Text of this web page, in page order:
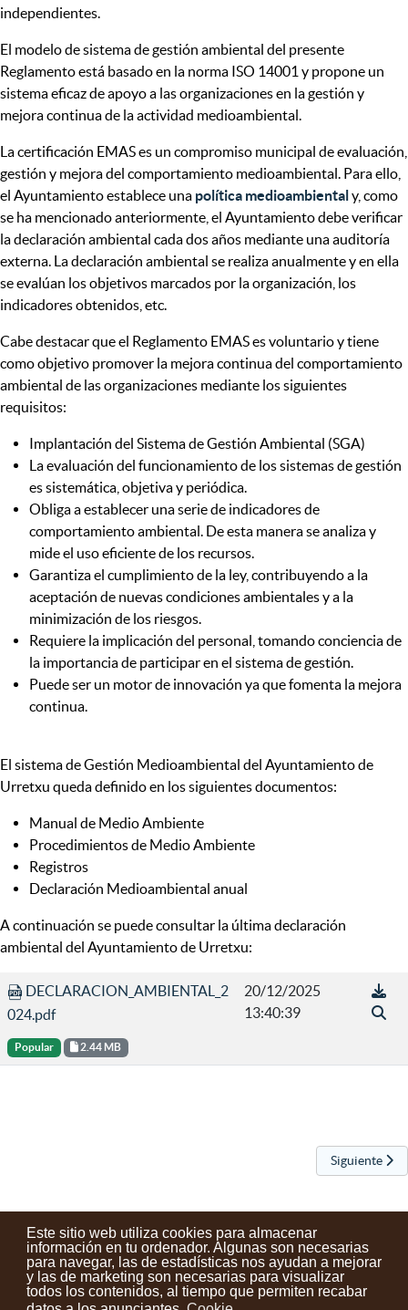
Este sitio web utiliza cookies para almacenar
información en tu ordenador. Algunas son necesarias
para navegar, las de estadísticas nos ayudan a mejorar
y las de marketing son necesarias para visualizar
todos los contenidos, al tiempo que permiten recabar
independientes.
El modelo de sistema de gestión ambiental del presente
Reglamento está basado en la norma ISO 14001 y propone un
sistema eficaz de apoyo a las organizaciones en la gestión y
mejora continua de la actividad medioambiental.
La certificación EMAS es un compromiso municipal de evaluación,
gestión y mejora del comportamiento medioambiental. Para ello,
el Ayuntamiento establece una política medioambientaly, como
se ha mencionado anteriormente, el Ayuntamiento debe verificar
la declaración ambiental cada dos años mediante una auditoría
externa. La declaración ambiental se realiza anualmente y en ella
se evalúan los objetivos marcados por la organización, los
indicadores obtenidos, etc.
Cabe destacar que el Reglamento EMAS es voluntario y tiene
como objetivo promover la mejora continua del comportamiento
ambiental de las organizaciones mediante los siguientes
requisitos:
Implantación del Sistema de Gestión Ambiental (SGA)
La evaluación del funcionamiento de los sistemas de gestión
es sistemática, objetiva y periódica.
Obliga a establecer una serie de indicadores de
comportamiento ambiental. De esta manera se analiza y
mide el uso eficiente de los recursos.
Garantiza el cumplimiento de la ley, contribuyendo a la
aceptación de nuevas condiciones ambientales y a la
minimización de los riesgos.
Requiere la implicación del personal, tomando conciencia de
la importancia de participar en el sistema de gestión.
Puede ser un motor de innovación ya que fomenta la mejora
continua.
El sistema de Gestión Medioambiental del Ayuntamiento de
Urretxu queda definido en los siguientes documentos:
Manual de Medio Ambiente
Procedimientos de Medio Ambiente
Registros
Declaración Medioambiental anual
A continuación se puede consultar la última declaración
ambiental del Ayuntamiento de Urretxu:
DECLARACION_AMBIENTAL_2
024.pdf
Popular 2.44 MB
20/12/2025
13:40:39
Artículo
Siguiente
Contactos Condiciones de uso Aviso legal
Noticias